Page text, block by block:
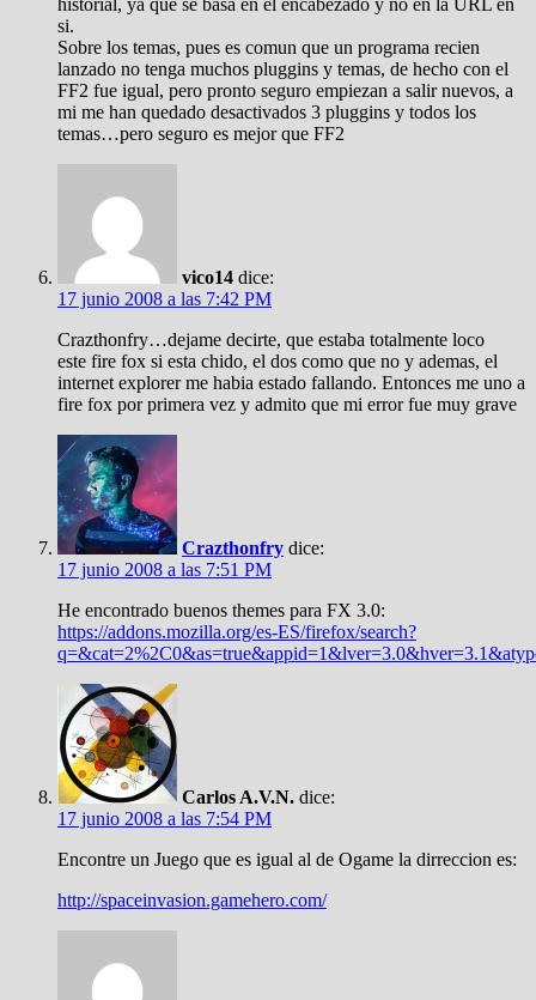
historial, ya que se basa en el encabezado y no en la URL en
si.
Sobre los temas, pues es comun que un programa recien
lanzado no tenga muchos pluggins y temas, de hecho con el
FF2 fue igual, pero pronto seguro empiezan a salir nuevos, a
mi me han quedado desactivados 3 pluggins y todos los
temas…pero seguro es mejor que FF2
vico14 dice:
17 junio 2008 a las 7:42 PM
Crazthonfry…dejame decirte, que estaba totalmente loco
este fire fox si esta chido, el dos como que no y ademas, el
internet explorer me habia estado fallando. Entonces me uno a
fire fox por primera vez y admito que mi error fue muy grave
Crazthonfry dice:
17 junio 2008 a las 7:51 PM
He encontrado buenos themes para FX 3.0:
https://addons.mozilla.org/es-ES/firefox/search?
Carlos A.V.N. dice:
17 junio 2008 a las 7:54 PM
Encontre un Juego que es igual al de Ogame la dirreccion es:
http://spaceinvasion.gamehero.com/